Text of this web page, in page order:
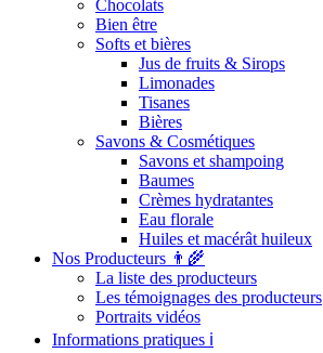
Chocolats
Bien être
Softs et bières
Jus de fruits & Sirops
Limonades
Tisanes
Bières
Savons & Cosmétiques
Savons et shampoing
Baumes
Crèmes hydratantes
Eau florale
Huiles et macérât huileux
Nos Producteurs 👨‍🌾
La liste des producteurs
Les témoignages des producteurs
Portraits vidéos
Informations pratiques ℹ️